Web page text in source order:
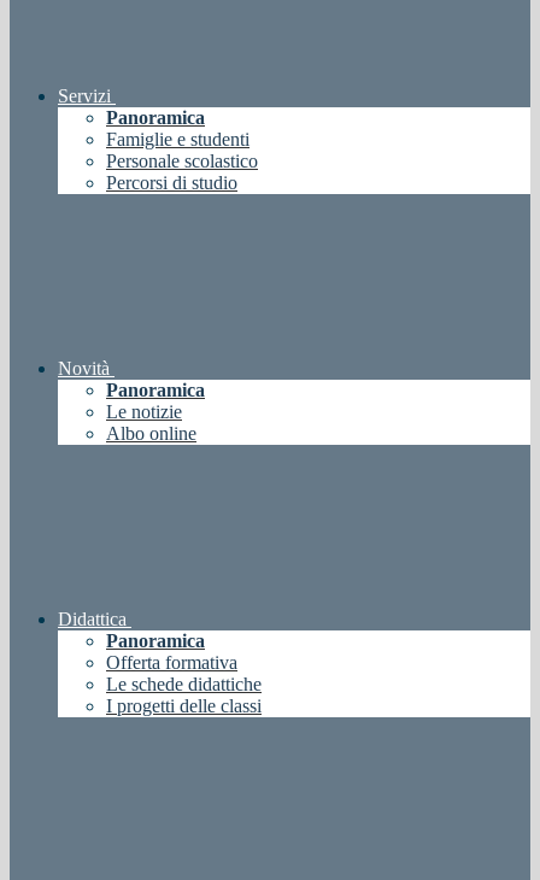
Servizi
Panoramica
Famiglie e studenti
Personale scolastico
Percorsi di studio
Novità
Panoramica
Le notizie
Albo online
Didattica
Panoramica
Offerta formativa
Le schede didattiche
I progetti delle classi